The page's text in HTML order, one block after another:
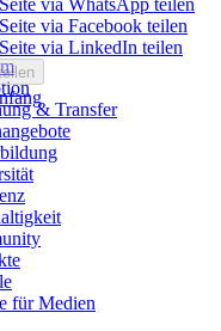
via Facebook teilen
via LinkedIn teilen
& Transfer
für Medien